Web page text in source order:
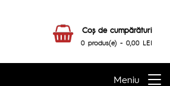
Coş de cumpărături
0 produs(e) - 0,00 LEI
Meniu